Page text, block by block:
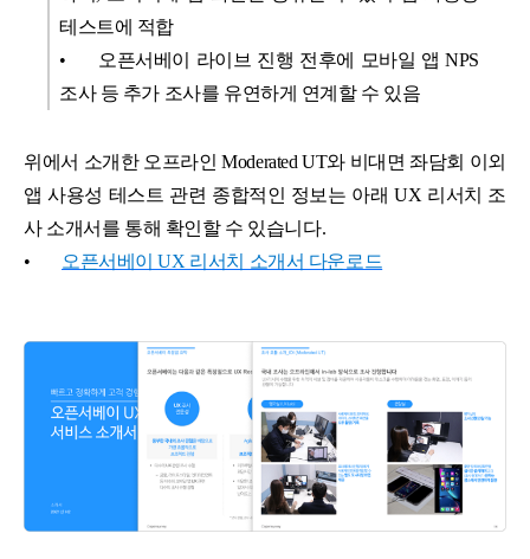
테스트에 적합
•
오픈서베이 라이브 진행 전후에 모바일 앱 NPS
조사 등 추가 조사를 유연하게 연계할 수 있음
위에서 소개한 오프라인 Moderated UT와 비대면 좌담회 이외
앱 사용성 테스트 관련 종합적인 정보는 아래 UX 리서치 조
사 소개서를 통해 확인할 수 있습니다.
•
오픈서베이 UX 리서치 소개서 다운로드